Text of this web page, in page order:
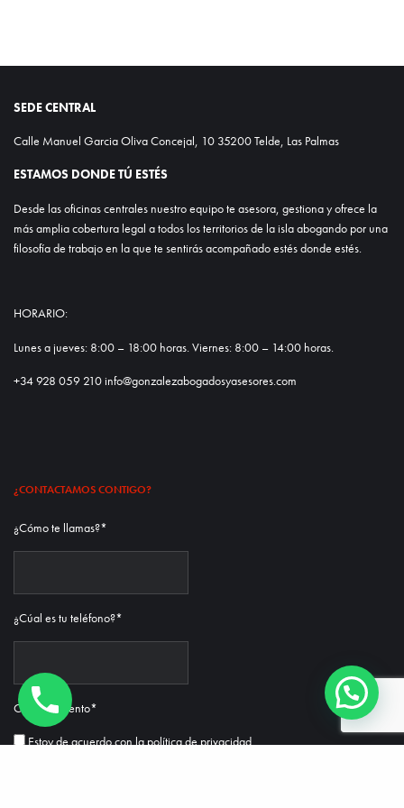
SEDE CENTRAL
Calle Manuel Garcia Oliva Concejal, 10 35200 Telde, Las Palmas
ESTAMOS DONDE TÚ ESTÉS
Desde las oficinas centrales nuestro equipo te asesora, gestiona y ofrece la
más amplia cobertura legal a todos los territorios de la isla abogando por una
filosofía de trabajo en la que te sentirás acompañado estés donde estés.
HORARIO:
Lunes a jueves: 8:00 – 18:00 horas. Viernes: 8:00 – 14:00 horas.
+34 928 059 210 info@gonzalezabogadosyasesores.com
¿CONTACTAMOS CONTIGO?
¿Cómo te llamas?*
¿Cúal es tu teléfono?*
Consentimiento*
Estoy de acuerdo con lapolítica de privacidad.